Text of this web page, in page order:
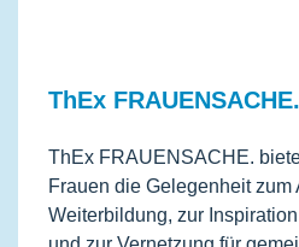
ThEx FRAUENSACHE.
ThEx FRAUENSACHE.
Frauen die Gelegenheit zum
Weiterbildung, zur